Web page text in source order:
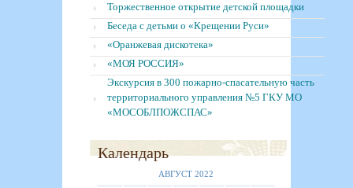
Торжественное открытие детской площадки
Беседа с детьми о «Крещении Руси»
«Оранжевая дискотека»
«МОЯ РОССИЯ»
Экскурсия в 300 пожарно-спасательную часть
территориального управления №5 ГКУ МО
«МОСОБЛПОЖСПАС»
Календарь
АВГУСТ 2022